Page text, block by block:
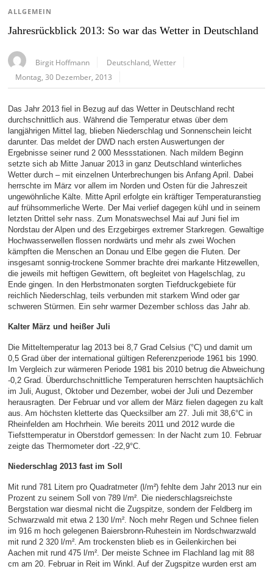
ALLGEMEIN
Jahresrückblick 2013: So war das Wetter in Deutschland
Birgit Hoffmann Deutschland ,Wetter
Montag, 30 Dezember, 2013
Das Jahr 2013 fiel in Bezug auf das Wetter in Deutschland recht
durchschnittlich aus. Während die Temperatur etwas über dem
langjährigen Mittel lag, blieben Niederschlag und Sonnenschein leicht
darunter. Das meldet der DWD nach ersten Auswertungen der
Ergebnisse seiner rund 2 000 Messstationen. Nach mildem Beginn
setzte sich ab Mitte Januar 2013 in ganz Deutschland winterliches
Wetter durch – mit einzelnen Unterbrechungen bis Anfang April. Dabei
herrschte im März vor allem im Norden und Osten für die Jahreszeit
ungewöhnliche Kälte. Mitte April erfolgte ein kräftiger Temperaturanstieg
auf frühsommerliche Werte. Der Mai verlief dagegen kühl und in seinem
letzten Drittel sehr nass. Zum Monatswechsel Mai auf Juni fiel im
Nordstau der Alpen und des Erzgebirges extremer Starkregen. Gewaltige
Hochwasserwellen flossen nordwärts und mehr als zwei Wochen
kämpften die Menschen an Donau und Elbe gegen die Fluten. Der
insgesamt sonnig-trockene Sommer brachte drei markante Hitzewellen,
die jeweils mit heftigen Gewittern, oft begleitet von Hagelschlag, zu
Ende gingen. In den Herbstmonaten sorgten Tiefdruckgebiete für
reichlich Niederschlag, teils verbunden mit starkem Wind oder gar
schweren Stürmen. Ein sehr warmer Dezember schloss das Jahr ab.
Kalter März und heißer Juli
Die Mitteltemperatur lag 2013 bei 8,7 Grad Celsius (°C) und damit um
0,5 Grad über der international gültigen Referenzperiode 1961 bis 1990.
Im Vergleich zur wärmeren Periode 1981 bis 2010 betrug die Abweichung
-0,2 Grad. Überdurchschnittliche Temperaturen herrschten hauptsächlich
im Juli, August, Oktober und Dezember, wobei der Juli und Dezember
herausragten. Der Februar und vor allem der März fielen dagegen zu kalt
aus. Am höchsten kletterte das Quecksilber am 27. Juli mit 38,6°C in
Rheinfelden am Hochrhein. Wie bereits 2011 und 2012 wurde die
Tiefsttemperatur in Oberstdorf gemessen: In der Nacht zum 10. Februar
zeigte das Thermometer dort -22,9°C.
Niederschlag 2013 fast im Soll
Mit rund 781 Litern pro Quadratmeter (l/m²) fehlte dem Jahr 2013 nur ein
Prozent zu seinem Soll von 789 l/m². Die niederschlagsreichste
Bergstation war diesmal nicht die Zugspitze, sondern der Feldberg im
Schwarzwald mit etwa 2 130 l/m². Noch mehr Regen und Schnee fielen
im 916 m hoch gelegenen Baiersbronn-Ruhestein im Nordschwarzwald
mit rund 2 320 l/m². Am trockensten blieb es in Geilenkirchen bei
Aachen mit rund 475 l/m². Der meiste Schnee im Flachland lag mit 88
cm am 20. Februar in Reit im Winkl. Auf der Zugspitze wurden erst am